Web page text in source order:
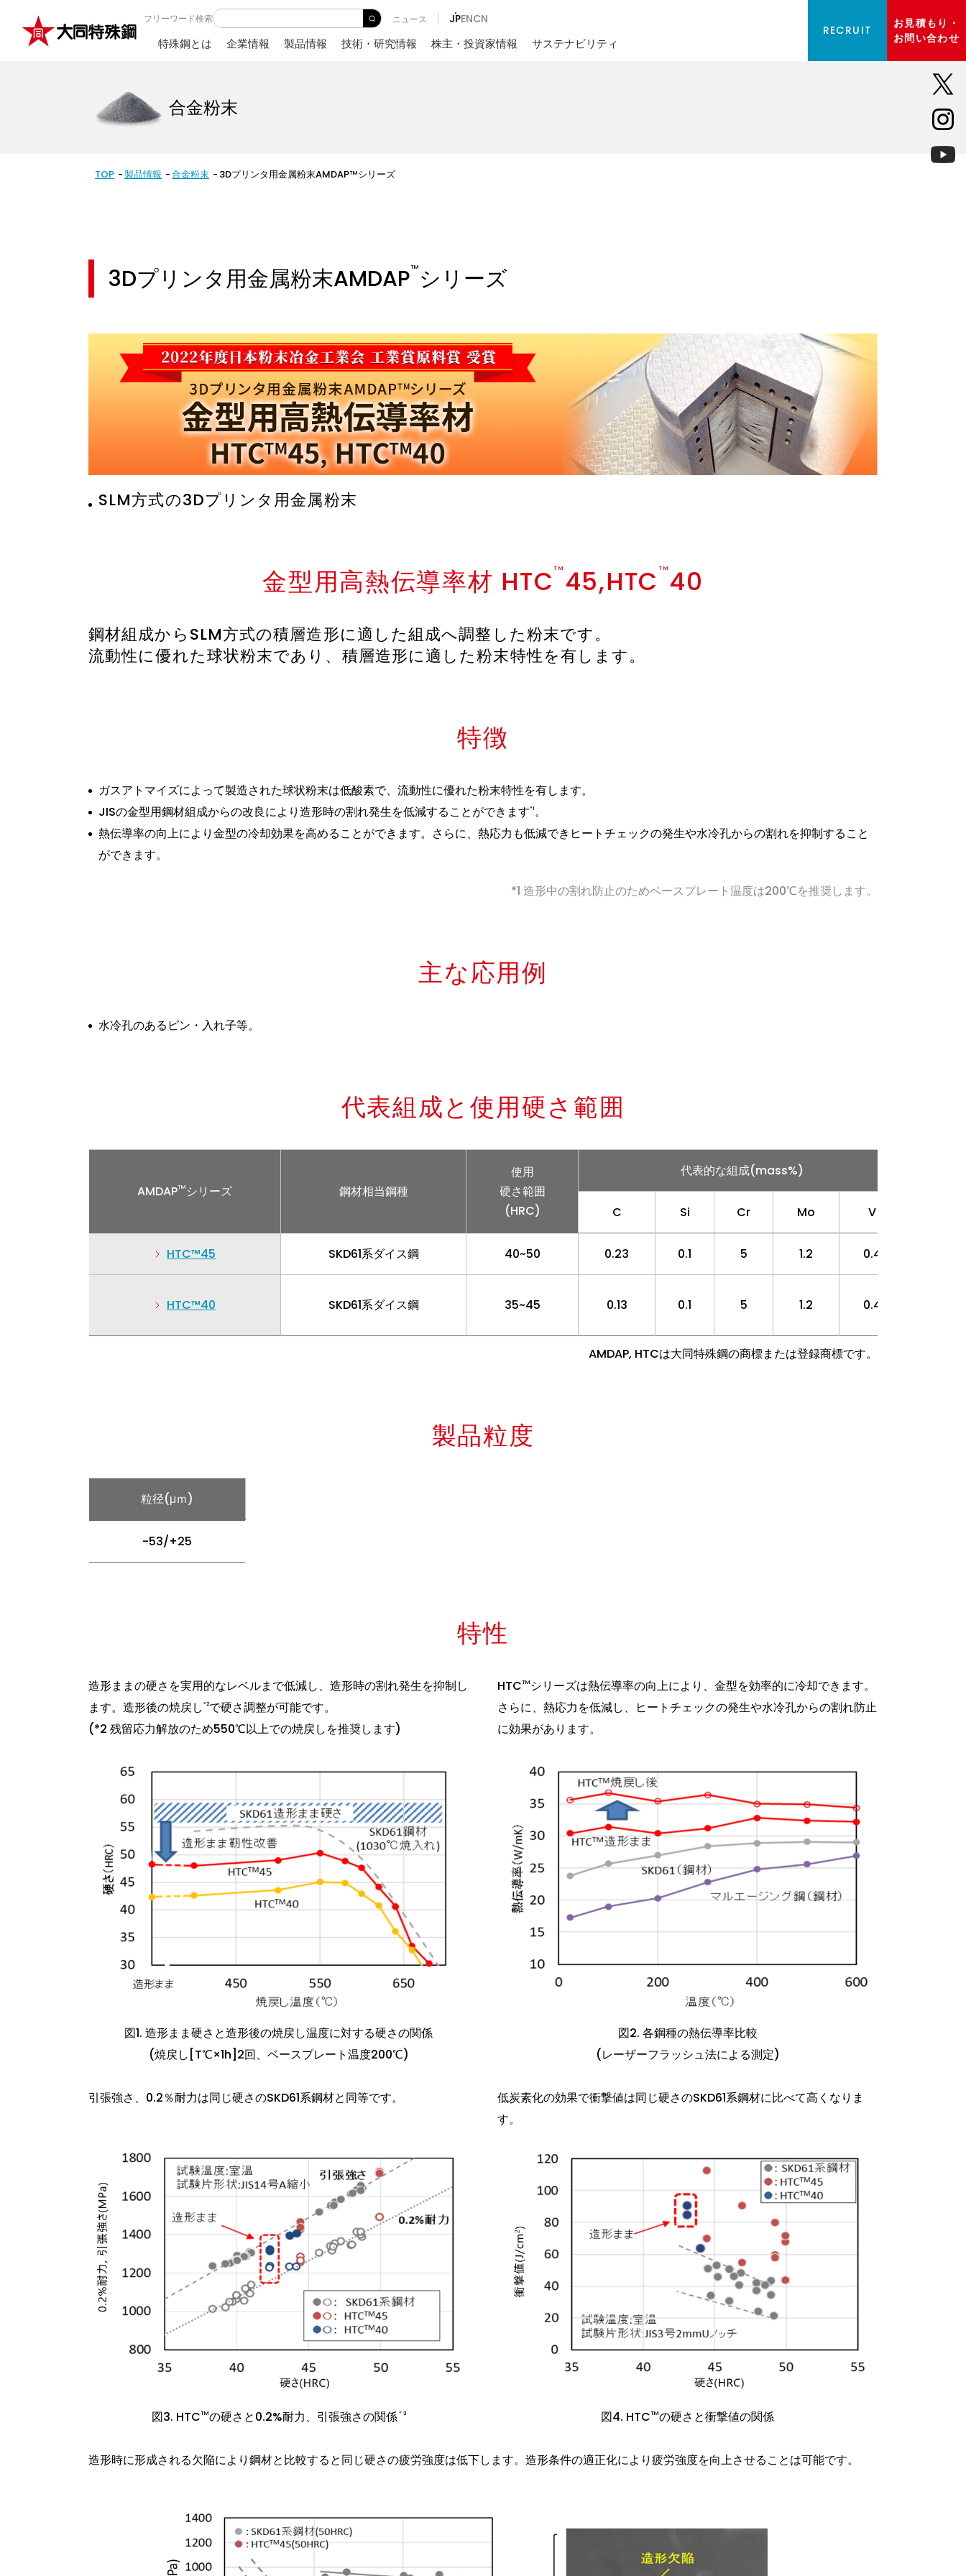
特殊鋼とは 企業情報 製品情報 技術・研究情報 株主・投資家情報 サステナビリティ
フリーワード検索 ニュース JPENCN
RECRUIT
お見積もり・
お問い合わせ
合金粉末
TOP 製品情報 合金粉末 3Dプリンタ用金属粉末AMDAPTMシリーズ
3Dプリンタ用金属粉末AMDAPTM シリーズ
SLM方式の3Dプリンタ用金属粉末
金型用高熱伝導率材 HTC TM 45,HTC TM 40
鋼材組成からSLM方式の積層造形に適した組成へ調整した粉末です。
流動性に優れた球状粉末であり、積層造形に適した粉末特性を有します。
特徴
ガスアトマイズによって製造された球状粉末は低酸素で、流動性に優れた粉末特性を有します。
JISの金型用鋼材組成からの改良により造形時の割れ発生を低減することができます*1。
熱伝導率の向上により金型の冷却効果を高めることができます。さらに、熱応力も低減できヒートチェックの発生や水冷孔からの割れを抑制すること
ができます。
*1 造形中の割れ防止のためベースプレート温度は200℃を推奨します。
主な応用例
水冷孔のあるピン・入れ子等。
代表組成と使用硬さ範囲
AMDAPTM シリーズ 鋼材相当鋼種
使用
硬さ範囲
(HRC)
代表的な組成(mass%)
C Si Cr Mo V
HTC™45 SKD61系ダイス鋼 40~50 0.23 0.1 5 1.2 0.4
HTC™40 SKD61系ダイス鋼 35~45 0.13 0.1 5 1.2 0.4
AMDAP, HTCは大同特殊鋼の商標または登録商標です。
製品粒度
粒径(μｍ)
-53/+25
特性
造形ままの硬さを実用的なレベルまで低減し、造形時の割れ発生を抑制し
ます。造形後の焼戻し*2で硬さ調整が可能です。
(*2 残留応力解放のため550℃以上での焼戻しを推奨します)
図1. 造形まま硬さと造形後の焼戻し温度に対する硬さの関係
(焼戻し[T℃×1h]2回、ベースプレート温度200℃)
HTCTM シリーズは熱伝導率の向上により、金型を効率的に冷却できます。
さらに、熱応力を低減し、ヒートチェックの発生や水冷孔からの割れ防止
に効果があります。
図2. 各鋼種の熱伝導率比較
(レーザーフラッシュ法による測定)
引張強さ、0.2％耐力は同じ硬さのSKD61系鋼材と同等です。
低炭素化の効果で衝撃値は同じ硬さのSKD61系鋼材に比べて高くなりま
す。
図3. HTCTMの硬さと0.2%耐力、引張強さの関係 ＊3 図4. HTCTMの硬さと衝撃値の関係
造形時に形成される欠陥により鋼材と比較すると同じ硬さの疲労強度は低下します。造形条件の適正化により疲労強度を向上させることは可能です。